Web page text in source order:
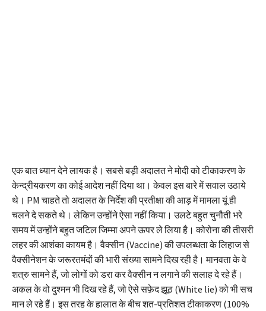
एक बात ध्यान देने लायक है। सबसे बड़ी अदालत ने मोदी को टीकाकरण के
केन्द्रीयकरण का कोई आदेश नहीं दिया था। केवल इस बारे में सवाल उठाये
थे। PM चाहते तो अदालत के निर्देश की प्रतीक्षा की आड़ में मामला यूं ही
चलने दे सकते थे। लेकिन उन्होंने ऐसा नहीं किया। उलटे बहुत चुनौती भरे
समय में उन्होंने बहुत जटिल जिम्मा अपने ऊपर ले लिया है। कोरोना की तीसरी
लहर की आशंका कायम है। वैक्सीन (Vaccine) की उपलब्धता के लिहाज से
वैक्सीनेशन के जरूरतमंदों की भारी संख्या सामने दिख रही है। मानवता के वे
शत्रु सामने हैं, जो लोगों को डरा कर वैक्सीन न लगाने की सलाह दे रहे हैं।
अकल के वो दुश्मन भी दिख रहे हैं, जो ऐसे सफ़ेद झूठ (White lie) को भी सच
मान ले रहे हैं। इस तरह के हालात के बीच शत-प्रतिशत टीकाकरण (100%